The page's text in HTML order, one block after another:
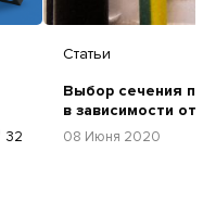
32
Статьи
Выбор сечения
в зависимости
08 Июня 2020